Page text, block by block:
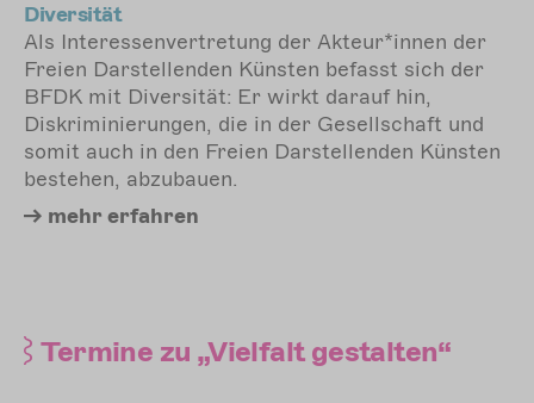
Diversität
Als Interessenvertretung der Akteur*innen der
Freien Darstellenden Künsten befasst sich der
BFDK mit Diversität: Er wirkt darauf hin,
Diskriminierungen, die in der Gesellschaft und
somit auch in den Freien Darstellenden Künsten
bestehen, abzubauen.
mehr erfahren
Termine zu „Vielfalt gestalten“